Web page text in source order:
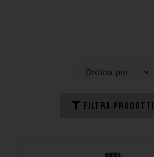
FILTRA PRODOTTI